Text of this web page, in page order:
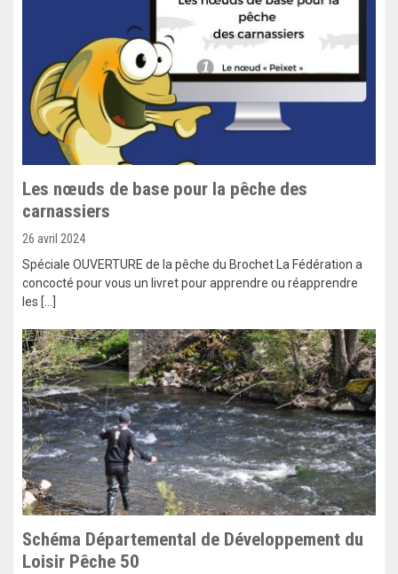
Les nœuds de base pour la pêche des
carnassiers
26 avril 2024
Spéciale OUVERTURE de la pêche du Brochet La Fédération a
concocté pour vous un livret pour apprendre ou réapprendre
les […]
Schéma Départemental de Développement du
Loisir Pêche 50